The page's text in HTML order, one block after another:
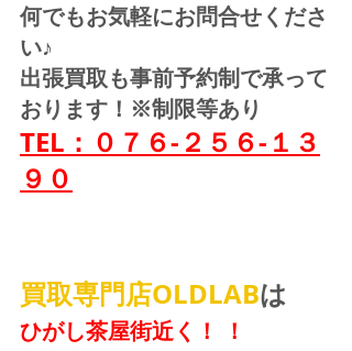
何でもお気軽にお問合せくださ
い♪
出張買取も事前予約制で承って
おります！※制限等あり
TEL：０７６-２５６-１３
９０
買取専門店OLDLABは
ひがし茶屋街近く！ ！